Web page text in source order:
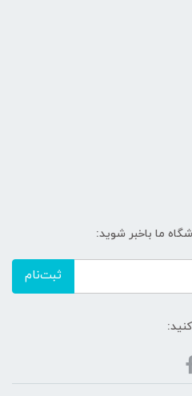
ما باخبر شوید:
ثبت‌نام